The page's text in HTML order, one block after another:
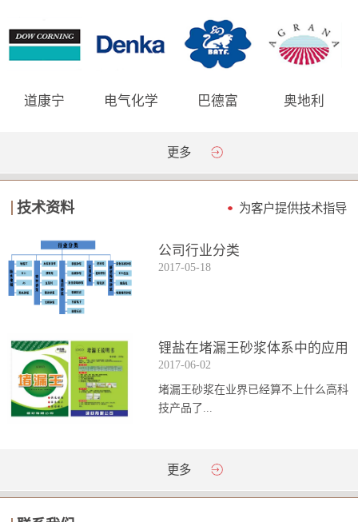
道康宁 电气化学 巴德富 奥地利
更多
技术资料 为客户提供技术指导
公司行业分类
2017-05-18
锂盐在堵漏王砂浆体系中的应用
2017-06-02
堵漏王砂浆在业界已经算不上什么高科
技产品了...
。简单来说它就是一种能够迅速凝固的
通砂浆的强...
更多